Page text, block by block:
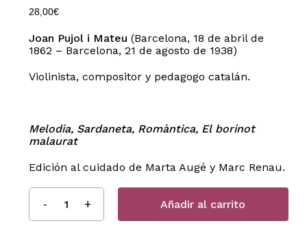
28,00€
Joan Pujol i Mateu (Barcelona, 18 de abril de
1862 – Barcelona, 21 de agosto de 1938)
Violinista, compositor y pedagogo catalán.
Melodia, Sardaneta, Romàntica, El borinot
malaurat
Edición al cuidado de Marta Augé y Marc Renau.
Añadir al carrito